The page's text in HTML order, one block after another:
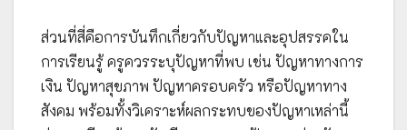
ส่วนที่สี่คือการบันทึกเกี่ยวกับปัญหาและอุปสรรคใน
การเรียนรู้ ครูควรระบุปัญหาที่พบ เช่น ปัญหาทางการ
เงิน ปัญหาสุขภาพ ปัญหาครอบครัว หรือปัญหาทาง
สังคม พร้อมทั้งวิเคราะห์ผลกระทบของปัญหาเหล่านี้